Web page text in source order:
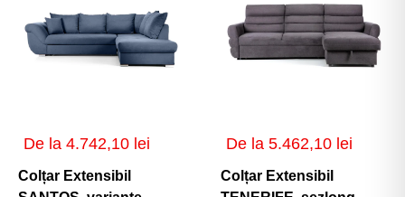
Preț
vânzare
De la 4.742,10 lei
Colțar Extensibil
Preț
vânzare
De la 5.462,10 lei
Colțar Extensibil